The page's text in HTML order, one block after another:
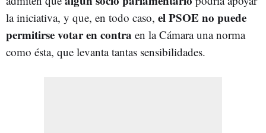
la iniciativa, y que, en todo caso, el PSOE no puede
permitirse votar en contra en la Cámara una norma
como ésta, que levanta tantas sensibilidades.